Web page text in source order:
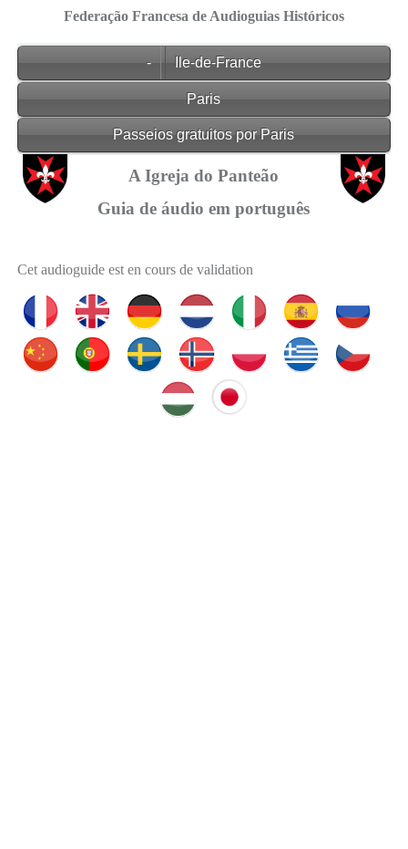
Federação Francesa de Audioguias Históricos
- Ile-de-France
Paris
Passeios gratuitos por Paris
A Igreja do Panteão
Guia de áudio em português
Cet audioguide est en cours de validation